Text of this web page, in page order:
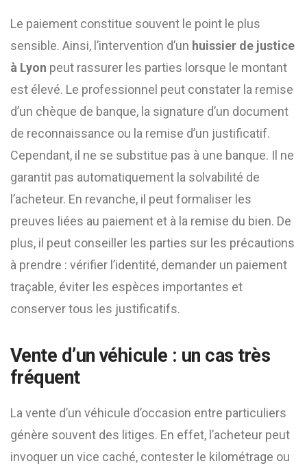
Le paiement constitue souvent le point le plus
sensible. Ainsi, l’intervention d’un huissier de justice
à Lyon peut rassurer les parties lorsque le montant
est élevé. Le professionnel peut constater la remise
d’un chèque de banque, la signature d’un document
de reconnaissance ou la remise d’un justificatif.
Cependant, il ne se substitue pas à une banque. Il ne
garantit pas automatiquement la solvabilité de
l’acheteur. En revanche, il peut formaliser les
preuves liées au paiement et à la remise du bien. De
plus, il peut conseiller les parties sur les précautions
à prendre : vérifier l’identité, demander un paiement
traçable, éviter les espèces importantes et
conserver tous les justificatifs.
Vente d’un véhicule : un cas très
fréquent
La vente d’un véhicule d’occasion entre particuliers
génère souvent des litiges. En effet, l’acheteur peut
invoquer un vice caché, contester le kilométrage ou